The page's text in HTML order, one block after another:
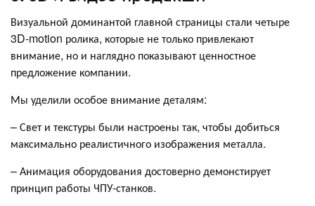
Визуальной доминантой главной страницы стали четыре
3D-motion ролика, которые не только привлекают
внимание, но и наглядно показывают ценностное
предложение компании.
Мы уделили особое внимание деталям:
– Свет и текстуры были настроены так, чтобы добиться
максимально реалистичного изображения металла.
– Анимация оборудования достоверно демонстирует
принцип работы ЧПУ-станков.